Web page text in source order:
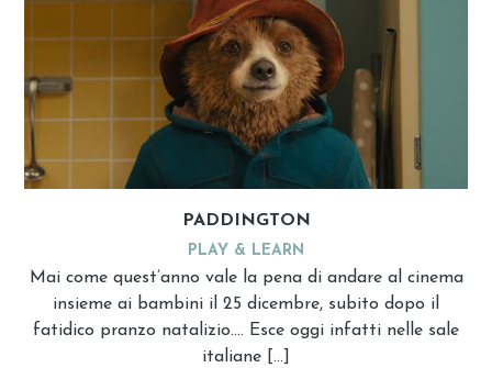
PADDINGTON
PLAY & LEARN
Mai come quest’anno vale la pena di andare al cinema
insieme ai bambini il 25 dicembre, subito dopo il
fatidico pranzo natalizio…. Esce oggi infatti nelle sale
italiane […]